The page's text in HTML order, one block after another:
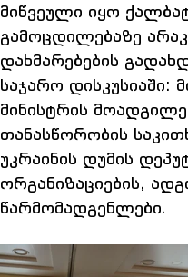
მიწვეული იყო
გამოცდილებაზე
დახმარებების
საჯარო დისკუსიაში:
მინისტრის
თანასწორობის
უკრაინის დუმის
ორგანიზაციების,
წარმომადგენლები.